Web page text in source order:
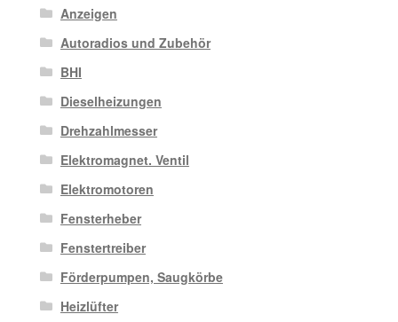
Anzeigen
Autoradios und Zubehör
BHI
Dieselheizungen
Drehzahlmesser
Elektromagnet. Ventil
Elektromotoren
Fensterheber
Fenstertreiber
Förderpumpen, Saugkörbe
Heizlüfter